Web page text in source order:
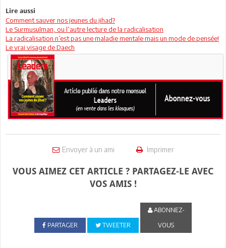
Lire aussi
Comment sauver nos jeunes du jihad?
Le Surmusulman, ou l’autre lecture de la radicalisation
La radicalisation n’est pas une maladie mentale mais un mode de pensée!
Le vrai visage de Daech
Envoyer à un ami Imprimer
VOUS AIMEZ CET ARTICLE ? PARTAGEZ-LE AVEC
VOS AMIS !
PARTAGER TWEETER
ABONNEZ-
VOUS